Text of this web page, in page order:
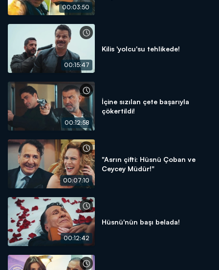
00:03:50
00:15:47
Kilis 'yolcu'su tehlikede!
00:12:58
İçine sızılan çete başarıyla
çökertildi!
00:07:10
"Asrın çifti: Hüsnü Çoban ve
Ceycey Müdür!"
00:12:42
Hüsnü'nün başı belada!